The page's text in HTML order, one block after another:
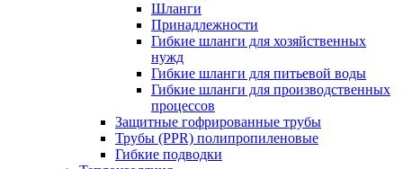
Шланги
Принадлежности
Гибкие шланги для хозяйственных
нужд
Гибкие шланги для питьевой воды
Гибкие шланги для производственных
процессов
Защитные гофрированные трубы
Трубы (РРR) полипропиленовые
Гибкие подводки